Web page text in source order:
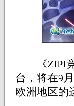
《ZIPI竞
台，将在9
欧洲地区的